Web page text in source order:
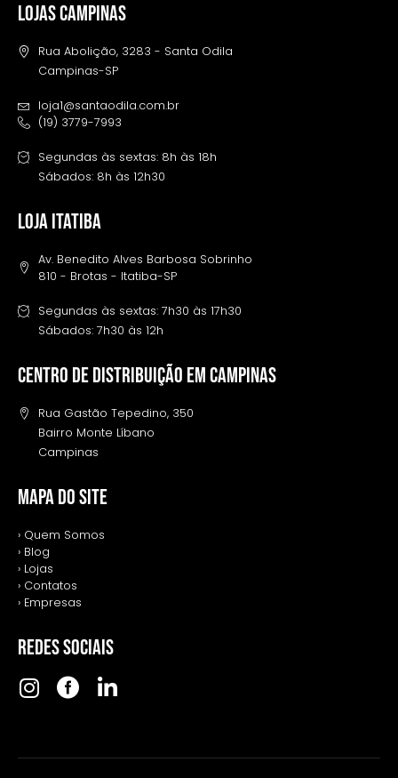
LOJAS CAMPINAS
Rua Abolição, 3283 - Santa Odila
Campinas-SP
loja1@santaodila.com.br
(19) 3779-7993
Segundas às sextas: 8h às 18h
Sábados: 8h às 12h30
LOJA ITATIBA
Av. Benedito Alves Barbosa Sobrinho
810 - Brotas - Itatiba-SP
Segundas às sextas: 7h30 às 17h30
Sábados: 7h30 às 12h
Centro de distribuição em campinas
Rua Gastão Tepedino, 350
Bairro Monte Líbano
Campinas
MAPA DO SITE
› Quem Somos
› Blog
› Lojas
› Contatos
› Empresas
REDES SOCIAIS